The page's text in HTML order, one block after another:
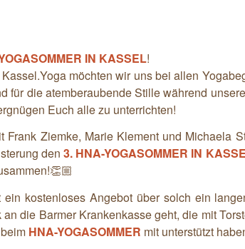
IN KASSEL!
möchten wir uns bei allen
für die atemberaubende Stille während
Euch alle zu unterrichten!
Ziemke, Marie Klement und Michaela
den3. HNA-YOGASOMMER IN
kostenloses Angebot über solch ein
die Barmer Krankenkasse geht, die mit
HNA-YOGASOMMER mit unterstützt